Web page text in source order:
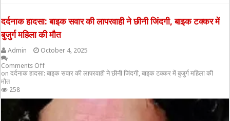
दर्दनाक हादसा: बाइक सवार की लापरवाही ने छीनी जिंदगी, बाइक टक्कर में
बुजुर्ग महिला की मौत
Admin
October 4, 2025
Comments Off
on दर्दनाक हादसा: बाइक सवार की लापरवाही ने छीनी जिंदगी, बाइक टक्कर में बुजुर्ग महिला की
मौत
258